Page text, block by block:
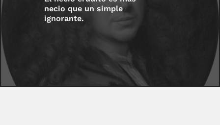
necio que un simple
ignorante.